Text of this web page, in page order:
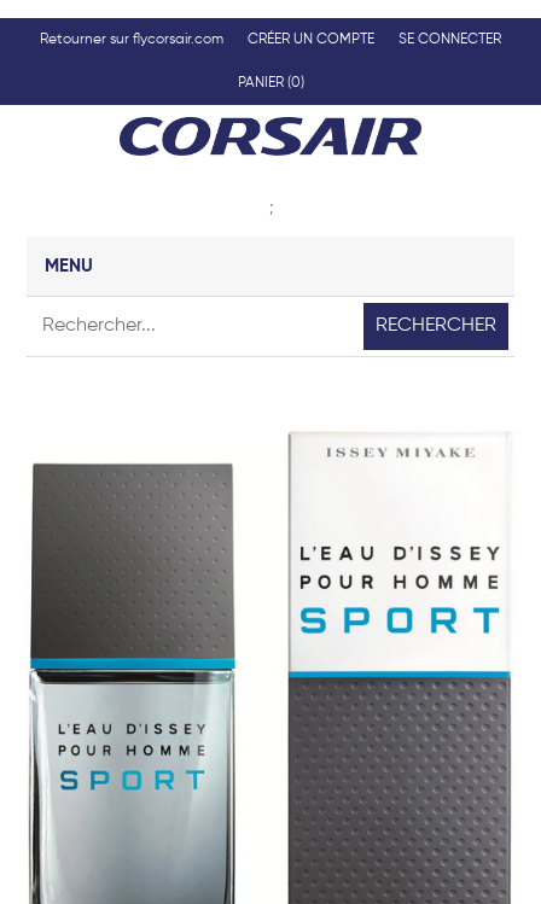
Retourner sur flycorsair.com CRÉER UN COMPTE SE CONNECTER
PANIER (0)
;
MENU
RECHERCHER